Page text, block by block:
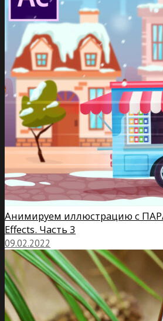
Анимируем иллюстрацию с
Effects. Часть 3
09.02.2022